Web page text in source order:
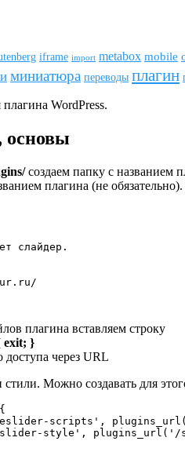
iframe import metabox mobile
миниатюра переводы плагин
WordPress.
основы
создаем папку с названием
плагина (не
слайдер.
плагина вставляем строку
exit; }
через URL
Можно создавать для
{
scripts',
style',